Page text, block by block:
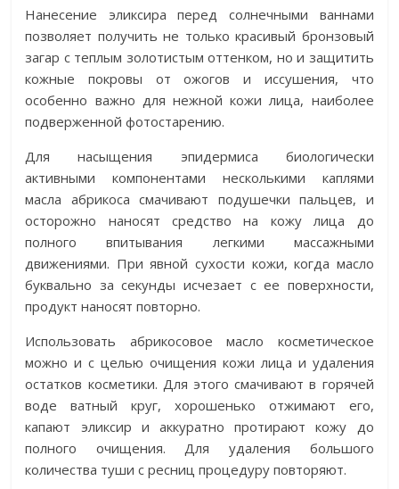
Нанесение эликсира перед солнечными ваннами
позволяет получить не только красивый бронзовый
загар с теплым золотистым оттенком, но и защитить
кожные покровы от ожогов и иссушения, что
особенно важно для нежной кожи лица, наиболее
подверженной фотостарению.
Для насыщения эпидермиса биологически
активными компонентами несколькими каплями
масла абрикоса смачивают подушечки пальцев, и
осторожно наносят средство на кожу лица до
полного впитывания легкими массажными
движениями. При явной сухости кожи, когда масло
буквально за секунды исчезает с ее поверхности,
продукт наносят повторно.
Использовать абрикосовое масло косметическое
можно и с целью очищения кожи лица и удаления
остатков косметики. Для этого смачивают в горячей
воде ватный круг, хорошенько отжимают его,
капают эликсир и аккуратно протирают кожу до
полного очищения. Для удаления большого
количества туши с ресниц процедуру повторяют.